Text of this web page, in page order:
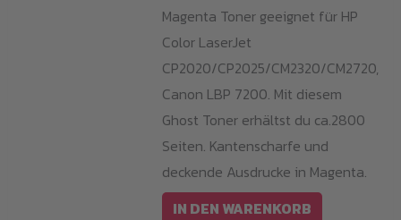
Magenta Toner geeignet für HP
Color LaserJet
CP2020/CP2025/CM2320/CM2720,
Canon LBP 7200. Mit diesem
Ghost Toner erhältst du ca.2800
Seiten. Kantenscharfe und
deckende Ausdrucke in Magenta.
IN DEN WARENKORB